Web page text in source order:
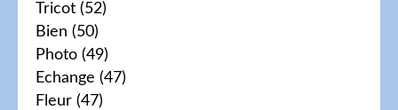
Tricot (52)
Bien (50)
Photo (49)
Echange (47)
Fleur (47)